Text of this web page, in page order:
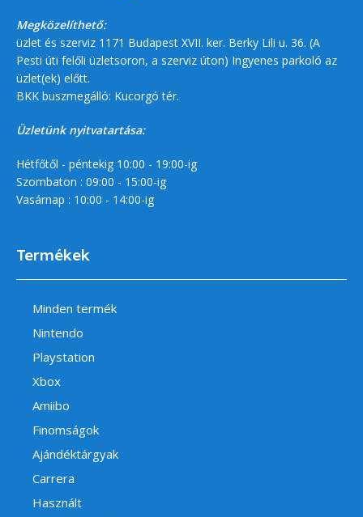
Megközelíthető:
üzlet és szerviz 1171 Budapest XVII. ker. Berky Lili u. 36. (A
Pesti úti felőli üzletsoron, a szerviz úton) Ingyenes parkoló az
üzlet(ek) előtt.
BKK buszmegálló: Kucorgó tér.
Üzletünk nyitvatartása:
Hétfőtől - péntekig 10:00 - 19:00-ig
Szombaton : 09:00 - 15:00-ig
Vasárnap : 10:00 - 14:00-ig
Termékek
Minden termék
Nintendo
Playstation
Xbox
Amiibo
Finomságok
Ajándéktárgyak
Carrera
Használt